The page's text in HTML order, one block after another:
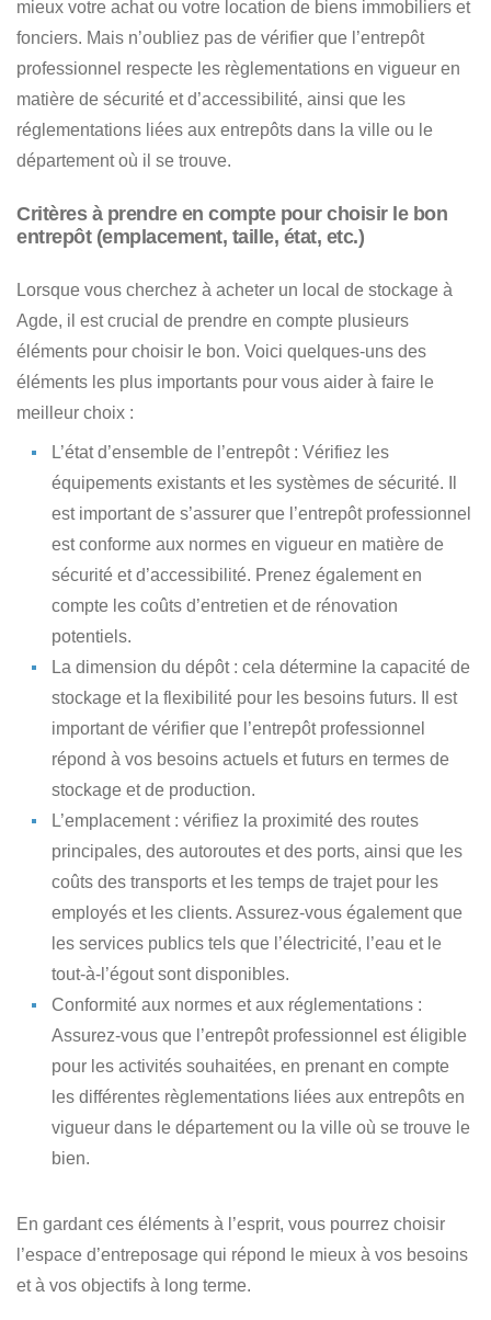
mieux votre achat ou votre location de biens immobiliers et
fonciers. Mais n’oubliez pas de vérifier que l’entrepôt
professionnel respecte les règlementations en vigueur en
matière de sécurité et d’accessibilité, ainsi que les
réglementations liées aux entrepôts dans la ville ou le
département où il se trouve.
Critères à prendre en compte pour choisir le bon
entrepôt (emplacement, taille, état, etc.)
Lorsque vous cherchez à acheter un local de stockage à
Agde, il est crucial de prendre en compte plusieurs
éléments pour choisir le bon. Voici quelques-uns des
éléments les plus importants pour vous aider à faire le
meilleur choix :
L’état d’ensemble de l’entrepôt : Vérifiez les
équipements existants et les systèmes de sécurité. Il
est important de s’assurer que l’entrepôt professionnel
est conforme aux normes en vigueur en matière de
sécurité et d’accessibilité. Prenez également en
compte les coûts d’entretien et de rénovation
potentiels.
La dimension du dépôt : cela détermine la capacité de
stockage et la flexibilité pour les besoins futurs. Il est
important de vérifier que l’entrepôt professionnel
répond à vos besoins actuels et futurs en termes de
stockage et de production.
L’emplacement : vérifiez la proximité des routes
principales, des autoroutes et des ports, ainsi que les
coûts des transports et les temps de trajet pour les
employés et les clients. Assurez-vous également que
les services publics tels que l’électricité, l’eau et le
tout-à-l’égout sont disponibles.
Conformité aux normes et aux réglementations :
Assurez-vous que l’entrepôt professionnel est éligible
pour les activités souhaitées, en prenant en compte
les différentes règlementations liées aux entrepôts en
vigueur dans le département ou la ville où se trouve le
bien.
En gardant ces éléments à l’esprit, vous pourrez choisir
l’espace d’entreposage qui répond le mieux à vos besoins
et à vos objectifs à long terme.